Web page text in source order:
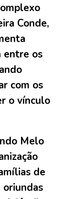
Conde,
entre os
com os
o vínculo
Melo
de
oriundas